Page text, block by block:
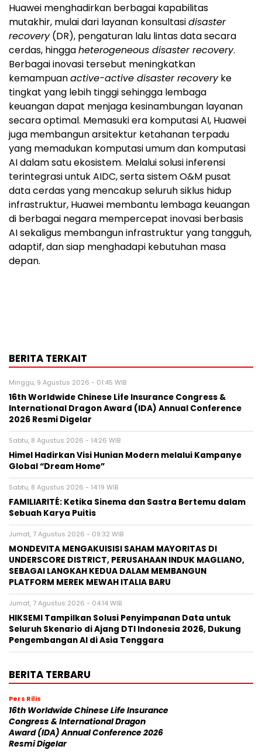
Huawei menghadirkan berbagai kapabilitas
mutakhir, mulai dari layanan konsultasidisaster
recovery(DR), pengaturan lalu lintas data secara
cerdas, hinggaheterogeneous disaster recovery.
Berbagai inovasi tersebut meningkatkan
kemampuanactive-active disaster recoveryke
tingkat yang lebih tinggi sehingga lembaga
keuangan dapat menjaga kesinambungan layanan
secara optimal. Memasuki era komputasi AI, Huawei
juga membangun arsitektur ketahanan terpadu
yang memadukan komputasi umum dan komputasi
AI dalam satu ekosistem. Melalui solusi inferensi
terintegrasi untuk AIDC, serta sistem O&M pusat
data cerdas yang mencakup seluruh siklus hidup
infrastruktur, Huawei membantu lembaga keuangan
di berbagai negara mempercepat inovasi berbasis
AI sekaligus membangun infrastruktur yang tangguh,
adaptif, dan siap menghadapi kebutuhan masa
depan.
BERITA TERKAIT
Minggu, 9 Agustus 2026 - 01:45 WIB
16th Worldwide Chinese Life Insurance Congress &
International Dragon Award (IDA) Annual Conference
2026 Resmi Digelar
Sabtu, 8 Agustus 2026 - 14:26 WIB
Himel Hadirkan Visi Hunian Modern melalui Kampanye
Global “Dream Home”
Sabtu, 8 Agustus 2026 - 14:19 WIB
FAMILIARITÉ: Ketika Sinema dan Sastra Bertemu dalam
Sebuah Karya Puitis
Jumat, 7 Agustus 2026 - 09:32 WIB
MONDEVITA MENGAKUISISI SAHAM MAYORITAS DI
UNDERSCORE DISTRICT, PERUSAHAAN INDUK MAGLIANO,
SEBAGAI LANGKAH KEDUA DALAM MEMBANGUN
PLATFORM MEREK MEWAH ITALIA BARU
Jumat, 7 Agustus 2026 - 04:14 WIB
HIKSEMI Tampilkan Solusi Penyimpanan Data untuk
Seluruh Skenario di Ajang DTI Indonesia 2026, Dukung
Pengembangan AI di Asia Tenggara
BERITA TERBARU
Pers Rilis
16th Worldwide Chinese Life Insurance
Congress & International Dragon
Award (IDA) Annual Conference 2026
Resmi Digelar